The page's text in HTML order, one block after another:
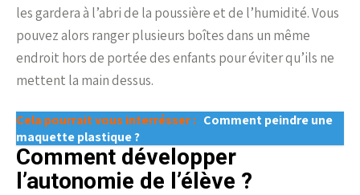
les gardera à l’abri de la poussière et de l’humidité. Vous
pouvez alors ranger plusieurs boîtes dans un même
endroit hors de portée des enfants pour éviter qu’ils ne
mettent la main dessus.
Cela pourrait vous interrésser : Comment peindre une
maquette plastique ?
Comment développer
l’autonomie de l’élève ?